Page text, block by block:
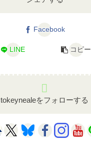
Facebook
LINE コピー
tokeynealeをフォローする